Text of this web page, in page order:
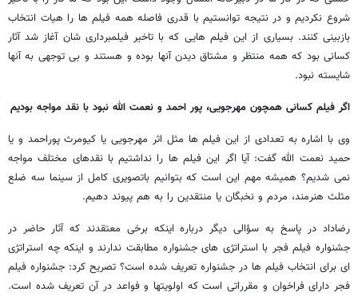
شروع نکردیم و در نتیجه توانستیم با قدری فاصله همه فیلم ها را هیات انتخاب
بازبینی کنند. بسیاری از این فیلم هایی که با تاخیر فیلمبرداری شان آغاز شد آثار
کسانی بود که همه منتظر و مشتاق دیدن آنها بوده و هستند و بی توجهی به آنها
شایسته نبود.
اگر فیلم کسانی همچون مهرجویی، پور احمد و نعمت الله نبود با نقد مواجه بودیم
وی با اشاره به تعدادی از این فیلم ها مثل اثر مهرجویی یا کیومرث پوراحمد و یا
حمید نعمت الله گفت: آیا اگر این فیلم ها را نداشتیم با نقدهای مختلف مواجه
نمی شدیم؟ همیشه مهم این است که بتوانیم باتصویری کامل از سینما سه ضلع
مثلث هنرمند، مردم و نخبگان یا منتقدین را به هم پیوند دهیم.
رضاداد در پاسخ به سؤالی دیگر درباره اینکه برخی معتقدند که آثار حاضر در
جشنواره فیلم فجر با استراتژی های جشنواره مطابقت ندارند و اینکه چه استراتژی
ای برای انتخاب فیلم ها در جشنواره تعریف شده است؟ تصریح کرد: جشنواره فیلم
فجر دارای فراخوان و مقرراتی است که اولویتها و فواعد در آن تعریف شده است.